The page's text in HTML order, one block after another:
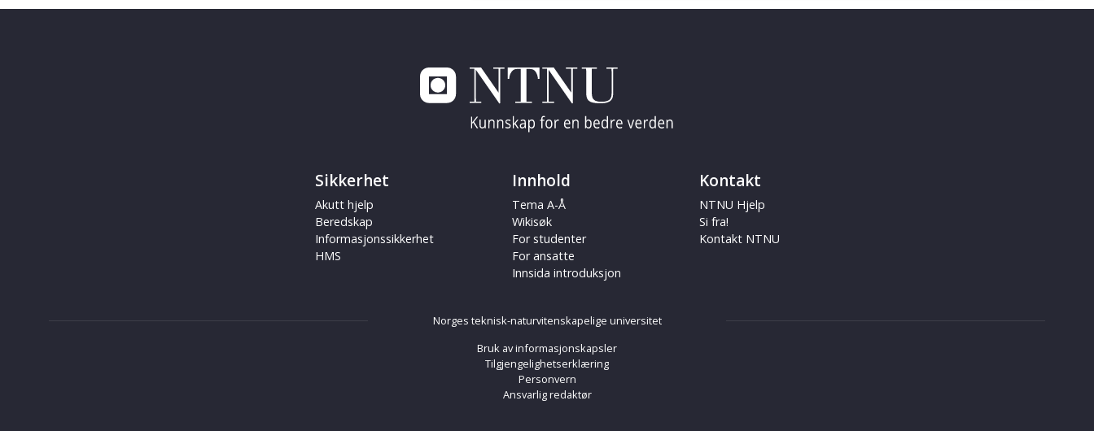
Sikkerhet
Akutt hjelp
Beredskap
Informasjonssikkerhet
HMS
Innhold
Tema A-Å
Wikisøk
For studenter
For ansatte
Innsida introduksjon
Kontakt
NTNU Hjelp
Si fra!
Kontakt NTNU
Norges teknisk-naturvitenskapelige universitet
Bruk av informasjonskapsler
Tilgjengelighetserklæring
Personvern
Ansvarlig redaktør